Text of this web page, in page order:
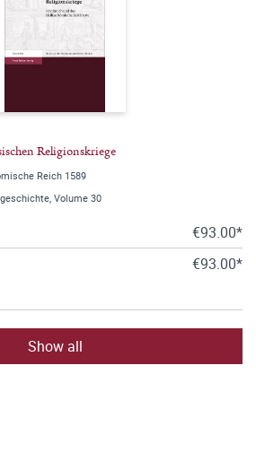
Religionskriege
Reich 1589
Volume 30
€93.00*
€93.00*
Show all